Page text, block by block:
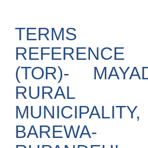
TERMS
REFERENCE
(TOR)-
RURAL
MUNICIPALITY,
BAREWA-